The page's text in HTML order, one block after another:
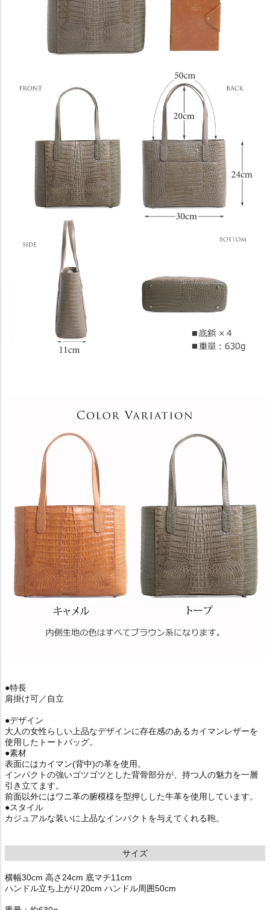
●特長
肩掛け可／自立
●デザイン
大人の女性らしい上品なデザインに存在感のあるカイマンレザーを
使用したトートバッグ。
●素材
表面にはカイマン(背中)の革を使用。
インパクトの強いゴツゴツとした背骨部分が、持つ人の魅力を一層
引き立てます。
前面以外にはワニ革の腑模様を型押しした牛革を使用しています。
●スタイル
カジュアルな装いに上品なインパクトを与えてくれる鞄。
サイズ
横幅30cm 高さ24cm 底マチ11cm
ハンドル立ち上がり20cm ハンドル周囲50cm